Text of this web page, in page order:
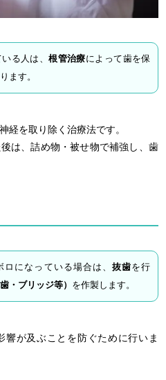
る人は、根管治療によって歯を保
ます。
経を取り除く治療法です。
は、詰め物・被せ物で補強し、歯
ロになっている場合は、 抜歯を行
・ブリッジ等） を作製します。
響が及ぶことを防ぐために行いま